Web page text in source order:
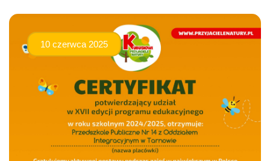
10 czerwca 2025